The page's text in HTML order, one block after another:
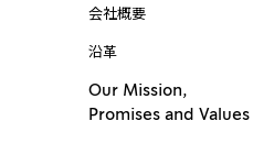
会社概要
沿革
Our Mission,
Promises and Values